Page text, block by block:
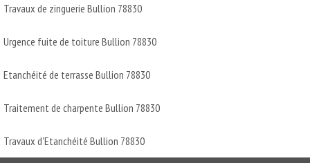
Travaux de zinguerie Bullion 78830
Urgence fuite de toiture Bullion 78830
Etanchéité de terrasse Bullion 78830
Traitement de charpente Bullion 78830
Travaux d'Etanchéité Bullion 78830